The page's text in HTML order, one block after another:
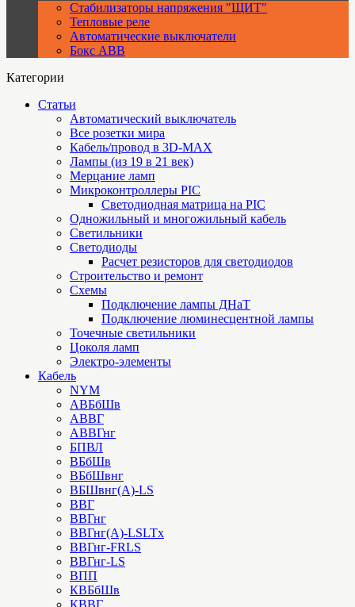
Стабилизаторы напряжения "ЩИТ"
Тепловые реле
Автоматические выключатели
Бокс ABB
Категории
Статьи
Автоматический выключатель
Все розетки мира
Кабель/провод в 3D-MAX
Лампы (из 19 в 21 век)
Мерцание ламп
Микроконтроллеры PIC
Cветодиодная матрица на PIC
Одножильный и многожильный кабель
Светильники
Светодиоды
Расчет резисторов для светодиодов
Строительство и ремонт
Схемы
Подключение лампы ДНаТ
Подключение люминесцентной лампы
Точечные светильники
Цоколя ламп
Электро-элементы
Кабель
NYM
АВБбШв
АВВГ
АВВГнг
БПВЛ
ВБбШв
ВБбШвнг
ВБШвнг(А)-LS
ВВГ
ВВГнг
ВВГнг(А)-LSLTx
ВВГнг-FRLS
ВВГнг-LS
ВПП
КВБбШв
КВВГ